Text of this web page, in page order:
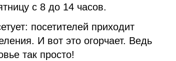
с 8 до 14 часов.
посетителей приходит
И вот это огорчает. Ведь
так просто!